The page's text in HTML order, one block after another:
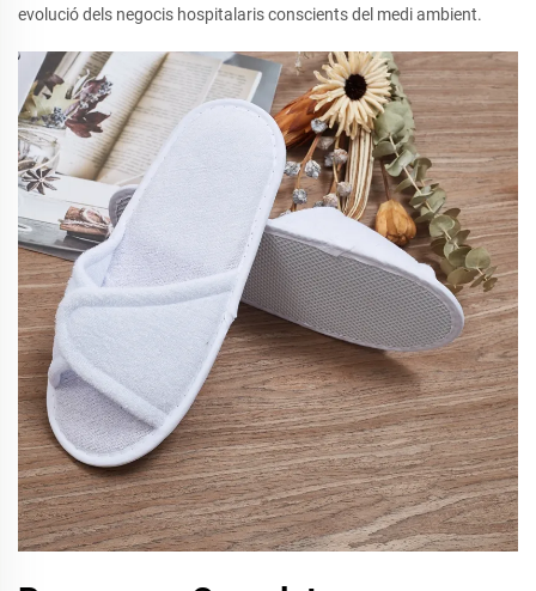
evolució dels negocis hospitalaris conscients del medi ambient.